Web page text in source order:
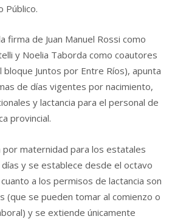
Público.
firma de Juan Manuel Rossi como
y Noelia Taborda como coautores
Juntos por Entre Ríos), apunta
de días vigentes por nacimiento,
y lactancia para el personal de
provincial.
por maternidad para los estatales
y se establece desde el octavo
a los permisos de lactancia son
(que se pueden tomar al comienzo o
y se extiende únicamente